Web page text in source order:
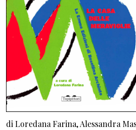
di Loredana Farina, Alessandra